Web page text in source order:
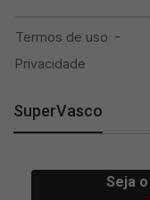
SuperVasco